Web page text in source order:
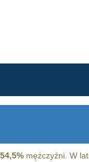
54,5%mężczyźni. W